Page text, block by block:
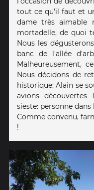
tout ce qu'il faut et
dame très aimable
mortadelle, de quoi
Nous les
banc de l'allée
Malheureusement,
Nous décidons de
historique: Alain se
avions
sieste: personne
Comme convenu,
!